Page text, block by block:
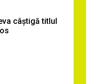
câștigă titlul